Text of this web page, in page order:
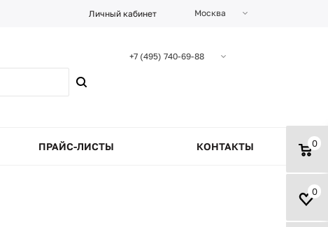
Личный кабинет Москва
+7 (495) 740-69-88
0
0
ПРАЙС-ЛИСТЫ КОНТАКТЫ